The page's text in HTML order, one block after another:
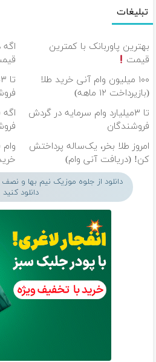
تبلیغات
بهترین پاوربانک با کمترین
قیمت
اگه
۱۰۰ میلیون وام آنی خرید طلا
(بازپرداخت ۱۲ ماهه)
تا ۳میلیارد وام سرمایه در گردش
فروشندگان
امروز طلا بخر، یک‌ساله پرداختش
کن! (دریافت آنی وام)
دانلود از جلوه موزیک نیم بها و
دانلود کنید